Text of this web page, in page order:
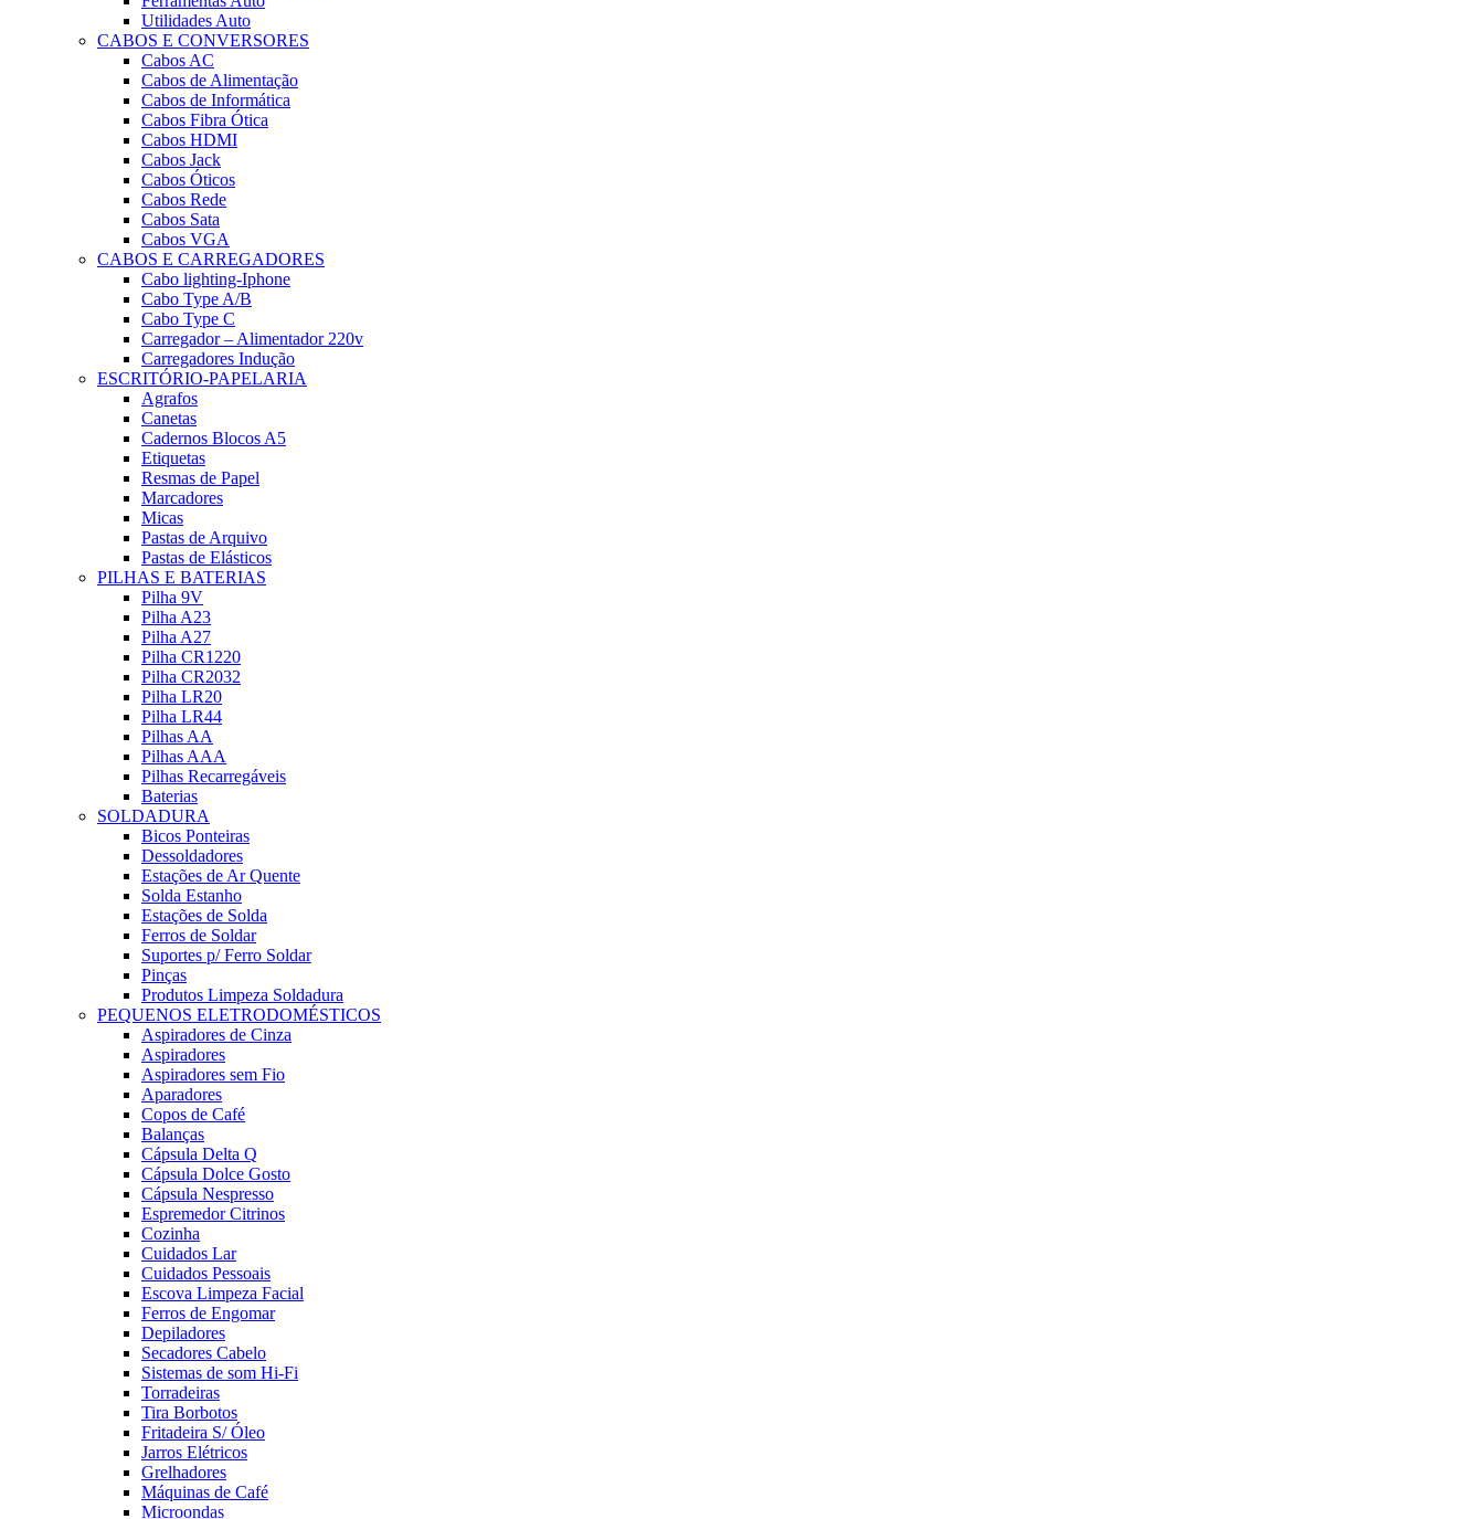
Utilidades Auto
CABOS E CONVERSORES
Cabos AC
Cabos de Alimentação
Cabos de Informática
Cabos Fibra Ótica
Cabos HDMI
Cabos Jack
Cabos Óticos
Cabos Rede
Cabos Sata
Cabos VGA
CABOS E CARREGADORES
Cabo lighting-Iphone
Cabo Type A/B
Cabo Type C
Carregador – Alimentador 220v
Carregadores Indução
ESCRITÓRIO-PAPELARIA
Agrafos
Canetas
Cadernos Blocos A5
Etiquetas
Resmas de Papel
Marcadores
Micas
Pastas de Arquivo
Pastas de Elásticos
PILHAS E BATERIAS
Pilha 9V
Pilha A23
Pilha A27
Pilha CR1220
Pilha CR2032
Pilha LR20
Pilha LR44
Pilhas AA
Pilhas AAA
Pilhas Recarregáveis
Baterias
SOLDADURA
Bicos Ponteiras
Dessoldadores
Estações de Ar Quente
Solda Estanho
Estações de Solda
Ferros de Soldar
Suportes p/ Ferro Soldar
Pinças
Produtos Limpeza Soldadura
PEQUENOS ELETRODOMÉSTICOS
Aspiradores de Cinza
Aspiradores
Aspiradores sem Fio
Aparadores
Copos de Café
Balanças
Cápsula Delta Q
Cápsula Dolce Gosto
Cápsula Nespresso
Espremedor Citrinos
Cozinha
Cuidados Lar
Cuidados Pessoais
Escova Limpeza Facial
Ferros de Engomar
Depiladores
Secadores Cabelo
Sistemas de som Hi-Fi
Torradeiras
Tira Borbotos
Fritadeira S/ Óleo
Jarros Elétricos
Grelhadores
Máquinas de Café
Microondas